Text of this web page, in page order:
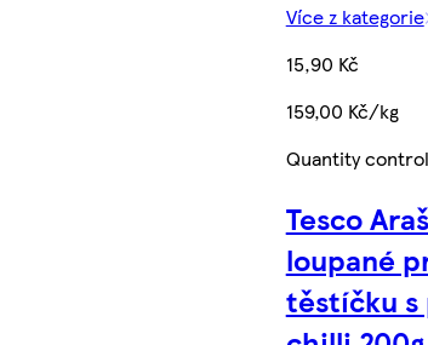
Více z kategorie
15,90 Kč
159,00 Kč/kg
Quantity
Tesco
loupané
těstíčku